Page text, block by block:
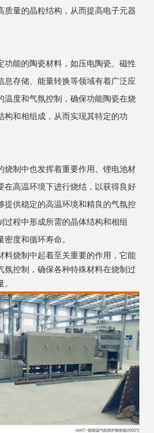
质量的晶粒结构，从而提高电子元器
能的陶瓷材料，如压电陶瓷、磁性
息存储、能量转换等领域有着广泛应
温度和气氛控制，确保功能陶瓷在烧
构和相组成，从而实现其特定的功
制中也发挥着重要作用。锂电池材
在高温环境下进行烧结，以获得良好
提供稳定的高温环境和精良的气氛控
过程中形成所需的晶体结构和相组
度和循环寿命。
烧制中起着至关重要的作用，它能
氛控制，确保各种特殊材料在烧制过